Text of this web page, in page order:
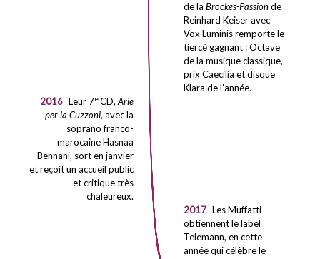
de la Brockes-Passionde
Reinhard Keiser avec
Vox Luminis remporte le
tiercé gagnant : Octave
de la musique classique,
prix Caecilia et disque
Klara de l’année.
2016 Leur 7e CD,Arie
per la Cuzzoni, avec la
soprano franco-
marocaine Hasnaa
Bennani, sort en janvier
et reçoit un accueil public
et critique très
chaleureux.
2017 Les Muffatti
obtiennent le label
Telemann, en cette
année qui célèbre le